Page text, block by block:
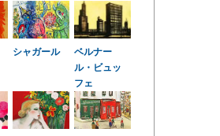
シャガール
ベルナー
ル・ビュッ
フェ